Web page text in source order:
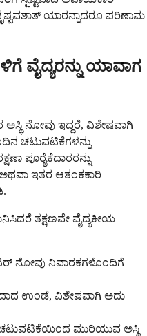
ಯಾರನ್ನಾದರೂ ಪರಿಣಾಮ
ವೈದ್ಯರನ್ನು ಯಾವಾಗ
ಅಸ್ಥಿ ನೋವು ಇದ್ದರೆ, ವಿಶೇಷವಾಗಿ
ಚಟುವಟಿಕೆಗಳನ್ನು
ಪೂರೈಕೆದಾರರನ್ನು
ಅಥವಾ ಇತರ ಆತಂಕಕಾರಿ
ತಕ್ಷಣವೇ ವೈದ್ಯಕೀಯ
ನೋವು ನಿವಾರಕಗಳೊಂದಿಗೆ
ಉಂಡೆ, ವಿಶೇಷವಾಗಿ ಅದು
ಚಟುವಟಿಕೆಯಿಂದ ಮುರಿಯುವ ಅಸ್ಥಿ